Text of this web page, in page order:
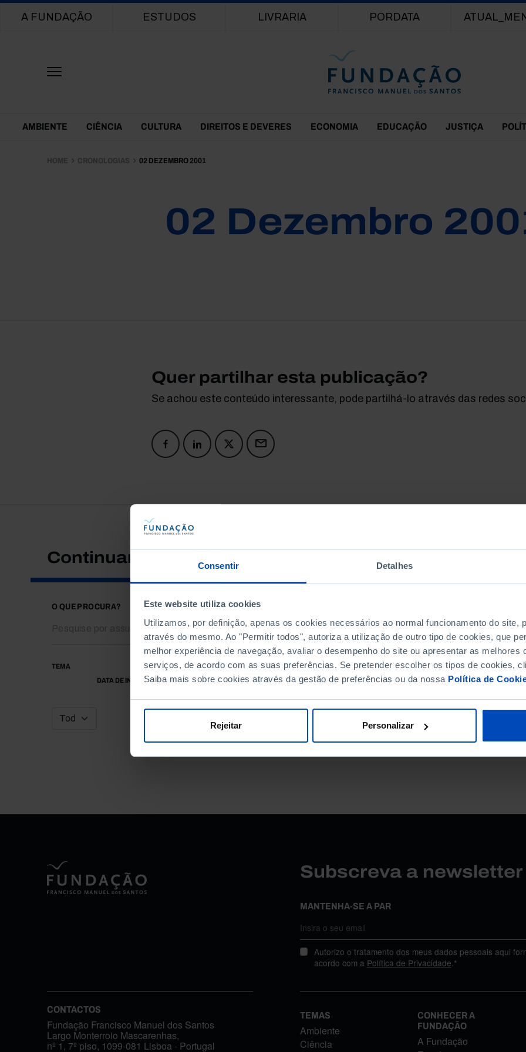
Consentir Detalhes
Este website utiliza cookies
Utilizamos, por definição, apenas os cookies necessários ao normal funcionamento do site,
através do mesmo. Ao "Permitir todos", autoriza a utilização de outro tipo de cookies, que
melhor experiência de navegação, avaliar o desempenho do site ou apresentar as melhores
serviços, de acordo com as suas preferências. Se pretender escolher os tipos de cookies,
Saiba mais sobre cookies através da gestão de preferências ou da nossa Política de
Rejeitar Personalizar
Main navigation
A FUNDAÇÃO ESTUDOS LIVRARIA PORDATA
Themes Menu
AMBIENTE CIÊNCIA CULTURA DIREITOS E DEVERES ECONOMIA EDUCAÇÃO JUSTIÇA
HOME CRONOLOGIAS 02 DEZEMBRO 2001
02 Dezembro
Quer partilhar esta publicação?
Se achou este conteúdo interessante, pode partilhá-lo através das redes
Continuar a pesquisar
O QUE PROCURA?
TEMA
DATA DE INÍCIO
DATA DE FIM
Subscreva a
MANTENHA-SE A PAR
Autorizo o tratamento dos meus dados pessoais aqui
acordo com a Política de Privacidade.*
CONTACTOS
Fundação Francisco Manuel dos Santos
Largo Monterroio Mascarenhas,
nº 1, 7º piso, 1099-081 Lisboa - Portugal
TEMAS
Ambiente
Ciência
CONHECER A
FUNDAÇÃO
A Fundação